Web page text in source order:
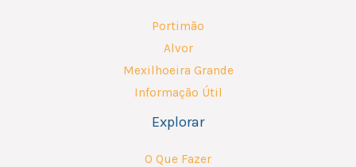
Portimão
Alvor
Mexilhoeira Grande
Informação Útil
Explorar
O Que Fazer